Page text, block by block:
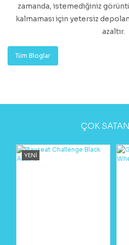
zamanda, istemediğiniz
kalmaması için yetersiz
azaltır.
Tüm Bloglar
ÇOK
YENİ